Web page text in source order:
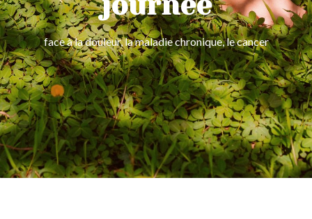
face à la douleur, la maladie chronique, le cancer